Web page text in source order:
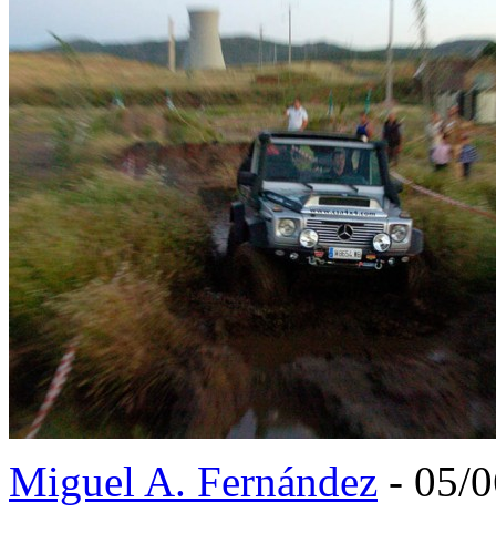
Miguel A. Fernández - 05/